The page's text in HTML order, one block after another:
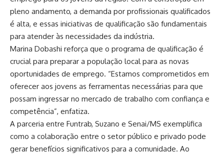
pleno andamento, a demanda por profissionais qualificados
é alta, e essas iniciativas de qualificação são fundamentais
para atender às necessidades da indústria.
Marina Dobashi reforça que o programa de qualificação é
crucial para preparar a população local para as novas
oportunidades de emprego. “Estamos comprometidos em
oferecer aos jovens as ferramentas necessárias para que
possam ingressar no mercado de trabalho com confiança e
competência”, enfatiza.
A parceria entre Funtrab, Suzano e Senai/MS exemplifica
como a colaboração entre o setor público e privado pode
gerar benefícios significativos para a comunidade. Ao